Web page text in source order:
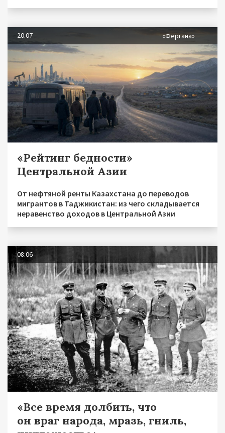
20.07 «Фергана»
«Рейтинг бедности»
Центральной Азии
От нефтяной ренты Казахстана до переводов
мигрантов в Таджикистан: из чего складывается
неравенство доходов в Центральной Азии
08.06
«Все время долбить, что
он враг народа, мразь, гниль,